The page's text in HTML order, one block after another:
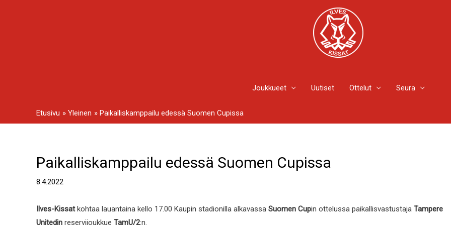
Joukkueet Uutiset Ottelut Seura
Etusivu Yleinen Paikalliskamppailu edessä Suomen Cupissa
Paikalliskamppailu edessä Suomen Cupissa
8.4.2022
Ilves-Kissatkohtaa lauantaina kello 17.00 Kaupin stadionilla alkavassa Suomen Cupin ottelussa paikallisvastustaja Tampere
Unitedin reservijoukkue TamU/2:n.
Artikkelien